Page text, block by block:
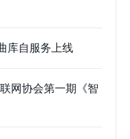
库自服务上线
网协会第一期《智